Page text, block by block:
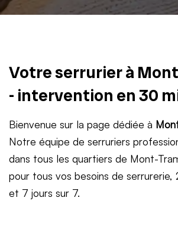
Votre serrurier à
- intervention en 30
Bienvenue sur la page dédiée à
Notre équipe de serruriers
dans tous les quartiers de Mont-
pour tous vos besoins de serrurerie,
et 7 jours sur 7.